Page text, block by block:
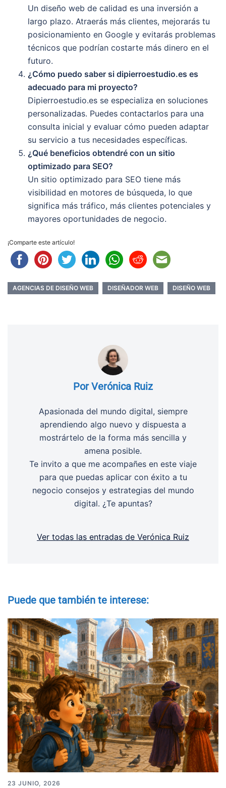
Un diseño web de calidad es una inversión a
largo plazo. Atraerás más clientes, mejorarás tu
posicionamiento en Google y evitarás problemas
técnicos que podrían costarte más dinero en el
futuro.
¿Cómo puedo saber si dipierroestudio.es es
adecuado para mi proyecto?
Dipierroestudio.es se especializa en soluciones
personalizadas. Puedes contactarlos para una
consulta inicial y evaluar cómo pueden adaptar
su servicio a tus necesidades específicas.
¿Qué beneficios obtendré con un sitio
optimizado para SEO?
Un sitio optimizado para SEO tiene más
visibilidad en motores de búsqueda, lo que
significa más tráfico, más clientes potenciales y
mayores oportunidades de negocio.
¡Comparte este artículo!
AGENCIAS DE DISEÑO WEB DISEÑADOR WEB DISEÑO WEB
Por Verónica Ruiz
Apasionada del mundo digital, siempre
aprendiendo algo nuevo y dispuesta a
mostrártelo de la forma más sencilla y
amena posible.
Te invito a que me acompañes en este viaje
para que puedas aplicar con éxito a tu
negocio consejos y estrategias del mundo
digital. ¿Te apuntas?
Ver todas las entradas de Verónica Ruiz
Puede que también te interese:
23 JUNIO, 2026